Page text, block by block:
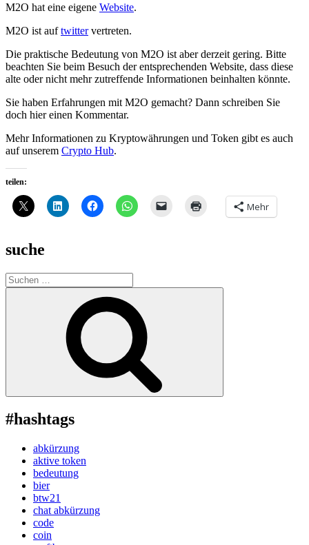
M2O hat eine eigene Website.
M2O ist auftwittervertreten.
Die praktische Bedeutung von M2O ist aber derzeit gering. Bitte
beachten Sie beim Besuch der entsprechenden Website, dass diese
alte oder nicht mehr zutreffende Informationen beinhalten könnte.
Sie haben Erfahrungen mit M2O gemacht? Dann schreiben Sie
doch hier einen Kommentar.
Mehr Informationen zu Kryptowährungen und Token gibt es auch
auf unserem Crypto Hub.
teilen:
Mehr
suche
Suche
nach:
#hashtags
abkürzung
aktive token
bedeutung
bier
btw21
chat abkürzung
code
coin